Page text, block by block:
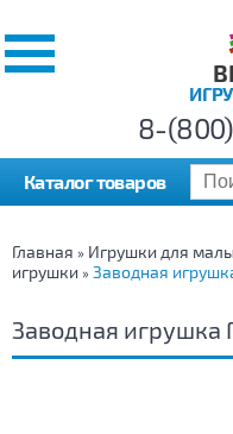
8-
Каталог товаров
Главная » Игрушки для
игрушки » Заводная
Заводная игрушка